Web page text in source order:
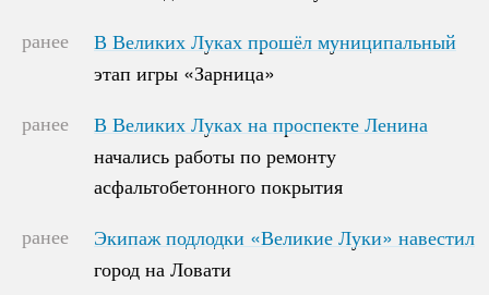
ранее
В Великих Луках прошёл муниципальный
этап игры «Зарница»
В Великих Луках прошёл муниципальный
этап игры «Зарница»
ранее
В Великих Луках на проспекте Ленина
начались работы по ремонту
асфальтобетонного покрытия
В Великих Луках на проспекте Ленина
начались работы по ремонту
асфальтобетонного покрытия
ранее
Экипаж подлодки «Великие Луки» навестил
город на Ловати
Экипаж подлодки «Великие Луки» навестил
город на Ловати